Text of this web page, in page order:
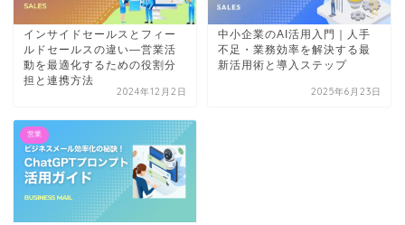
インサイドセールスとフィー
ルドセールスの違い—営業活
動を最適化するための役割分
担と連携方法
2024年12月2日
中小企業のAI活用入門｜人手
不足・業務効率を解決する最
新活用術と導入ステップ
2025年6月23日
営業